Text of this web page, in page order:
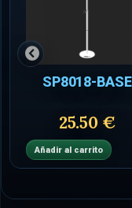
SP8018-BASE
25.50 €
Añadir al carrito